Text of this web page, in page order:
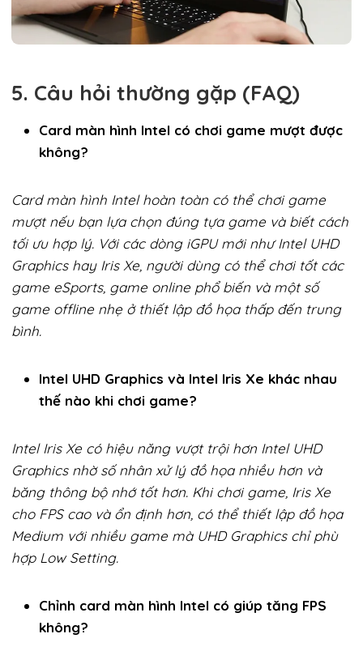
5. Câu hỏi thường gặp (FAQ)
Card màn hình Intel có chơi game mượt được
không?
Card màn hình Intel hoàn toàn có thể chơi game
mượt nếu bạn lựa chọn đúng tựa game và biết cách
tối ưu hợp lý. Với các dòng iGPU mới như Intel UHD
Graphics hay Iris Xe, người dùng có thể chơi tốt các
game eSports, game online phổ biến và một số
game offline nhẹ ở thiết lập đồ họa thấp đến trung
bình.
Intel UHD Graphics và Intel Iris Xe khác nhau
thế nào khi chơi game?
Intel Iris Xe có hiệu năng vượt trội hơn Intel UHD
Graphics nhờ số nhân xử lý đồ họa nhiều hơn và
băng thông bộ nhớ tốt hơn. Khi chơi game, Iris Xe
cho FPS cao và ổn định hơn, có thể thiết lập đồ họa
Medium với nhiều game mà UHD Graphics chỉ phù
hợp Low Setting.
Chỉnh card màn hình Intel có giúp tăng FPS
không?